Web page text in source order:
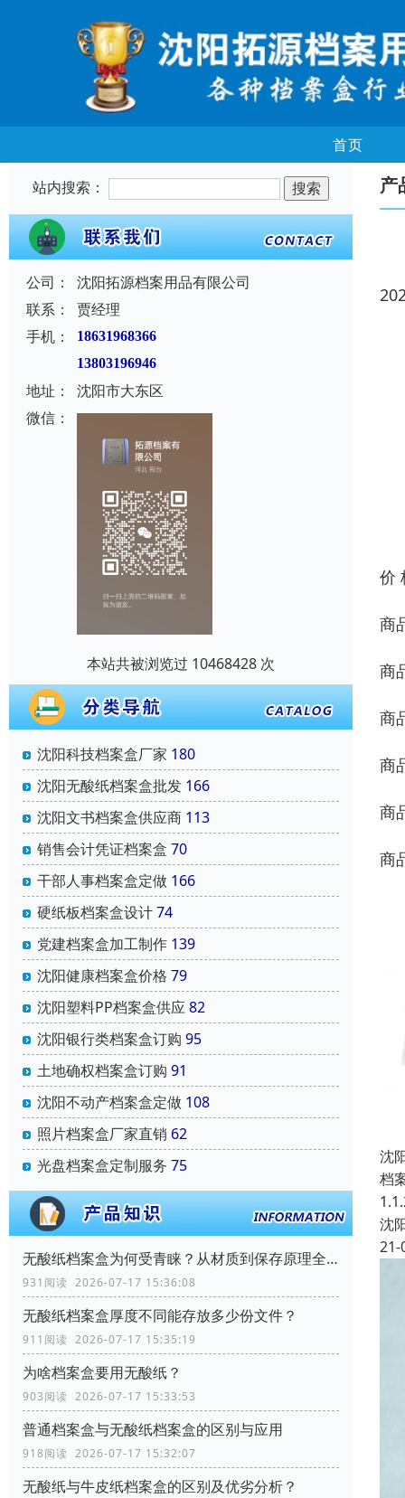
首页
站内搜索：
公司：
沈阳拓源档案用品有限公司
联系：
贾经理
手机：
18631968366
13803196946
地址：
沈阳市大东区
微信：
本站共被浏览过 10468428 次
沈阳科技档案盒厂家 180
沈阳无酸纸档案盒批发 166
沈阳文书档案盒供应商 113
销售会计凭证档案盒 70
干部人事档案盒定做 166
硬纸板档案盒设计74
党建档案盒加工制作 139
沈阳健康档案盒价格 79
沈阳塑料PP档案盒供应82
沈阳银行类档案盒订购 95
土地确权档案盒订购 91
沈阳不动产档案盒定做 108
照片档案盒厂家直销 62
光盘档案盒定制服务 75
无酸纸档案盒为何受青睐？从材质到保存原理全解析
931阅读 2026-07-17 15:36:08
无酸纸档案盒厚度不同能存放多少份文件？
911阅读 2026-07-17 15:35:19
为啥档案盒要用无酸纸？
903阅读 2026-07-17 15:33:53
普通档案盒与无酸纸档案盒的区别与应用
918阅读 2026-07-17 15:32:07
无酸纸与牛皮纸档案盒的区别及优劣分析？
产
价
商
商
商
商
商
商
沈
档
沈
21-